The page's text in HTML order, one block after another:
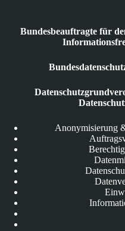
Bundesbeauftragte für
Anonymisierung